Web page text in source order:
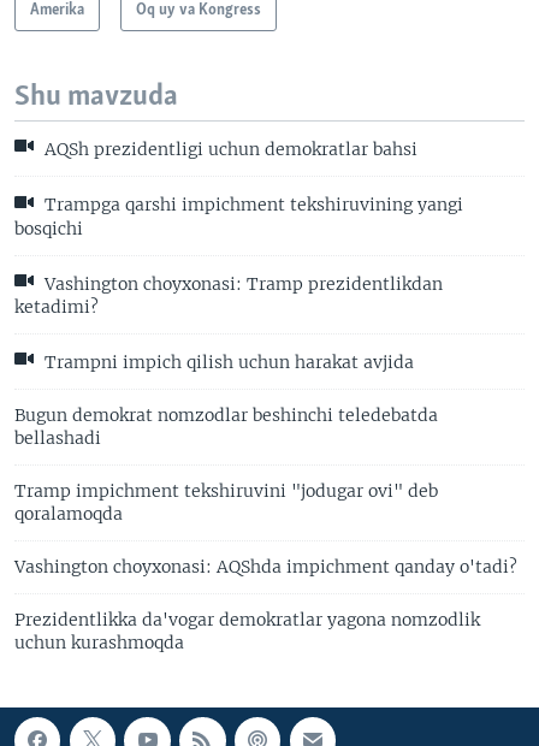
Amerika Oq uy va Kongress
Shu mavzuda
AQSh prezidentligi uchun demokratlar bahsi
Trampga qarshi impichment tekshiruvining yangi
bosqichi
Vashington choyxonasi: Tramp prezidentlikdan
ketadimi?
Trampni impich qilish uchun harakat avjida
Bugun demokrat nomzodlar beshinchi teledebatda
bellashadi
Tramp impichment tekshiruvini "jodugar ovi" deb
qoralamoqda
Vashington choyxonasi: AQShda impichment qanday o'tadi?
Prezidentlikka da'vogar demokratlar yagona nomzodlik
uchun kurashmoqda